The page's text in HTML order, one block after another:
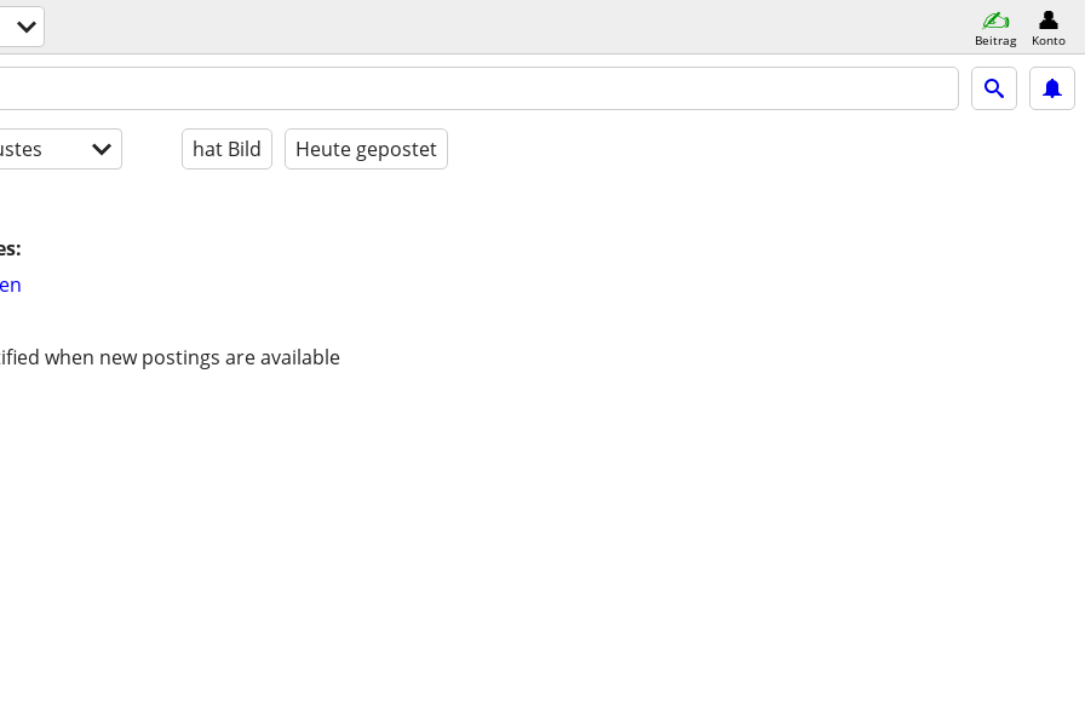
Beitrag Konto
hat Bild Heute gepostet
when new postings are available